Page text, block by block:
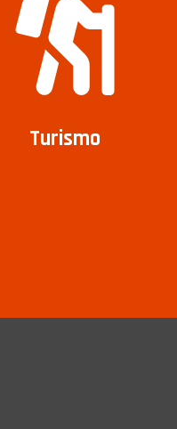
Turismo